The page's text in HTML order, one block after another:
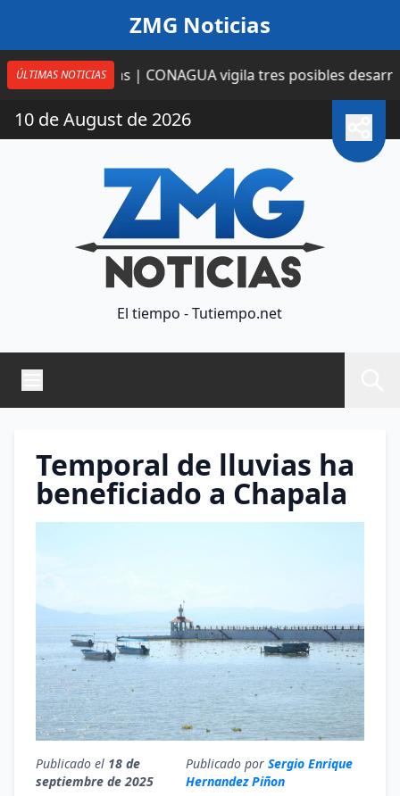
ZMG Noticias
ÚLTIMAS NOTICIAS
8 horas | CONAGUA vigila tres posibles desarrollos
10 de August de 2026
El tiempo - Tutiempo.net
Temporal de lluvias ha
beneficiado a Chapala
Publicado el 18 de
septiembre de 2025
Publicado por Sergio Enrique
Hernandez Piñon